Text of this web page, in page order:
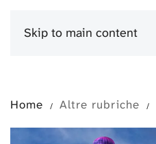
Skip to main content
Home Altre rubriche